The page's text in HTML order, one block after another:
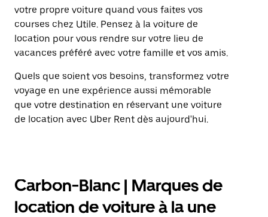
votre propre voiture quand vous faites vos
courses chez Utile. Pensez à la voiture de
location pour vous rendre sur votre lieu de
vacances préféré avec votre famille et vos amis.
Quels que soient vos besoins, transformez votre
voyage en une expérience aussi mémorable
que votre destination en réservant une voiture
de location avec Uber Rent dès aujourd'hui.
Carbon-Blanc | Marques de
location de voiture à la une